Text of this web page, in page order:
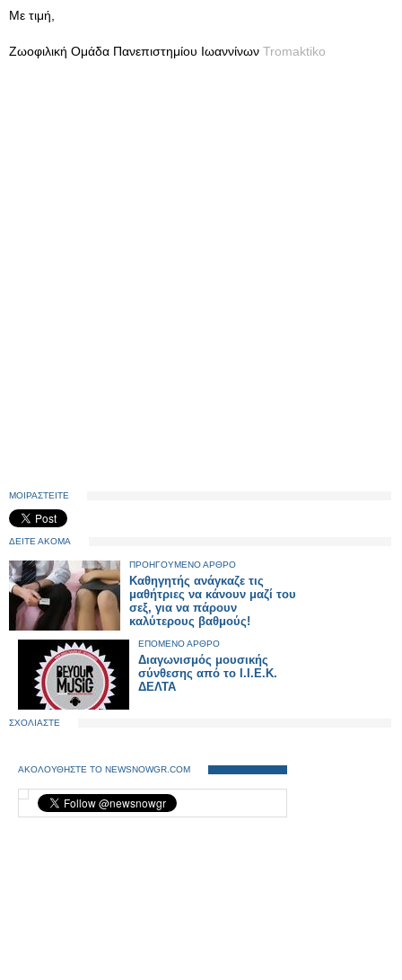
Με τιμή,
Ζωοφιλική Ομάδα Πανεπιστημίου Ιωαννίνων Tromaktiko
ΜΟΙΡΑΣΤΕΙΤΕ
ΔΕΙΤΕ ΑΚΟΜΑ
ΠΡΟΗΓΟΥΜΕΝΟ ΑΡΘΡΟ
Καθηγητής ανάγκαζε τις
μαθήτριες να κάνουν μαζί του
σεξ, για να πάρουν
καλύτερους βαθμούς!
ΕΠΟΜΕΝΟ ΑΡΘΡΟ
Διαγωνισμός μουσικής
σύνθεσης από το Ι.Ι.Ε.Κ.
ΔΕΛΤΑ
ΣΧΟΛΙΑΣΤΕ
ΑΚΟΛΟΥΘΗΣΤΕ ΤΟ NEWSNOWGR.COM